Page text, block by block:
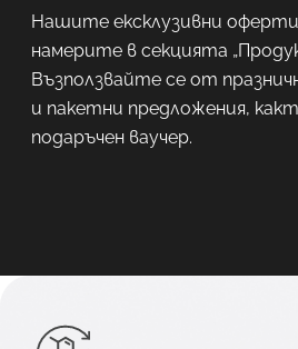
Нашите ексклузивни
намерите в секцията
Възползвайте се от
и пакетни предложения,
подаръчен ваучер.